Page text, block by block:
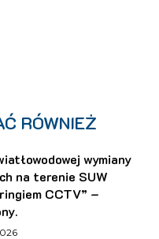
RÓWNIEŻ
wymiany
na terenie SUW
CCTV” –